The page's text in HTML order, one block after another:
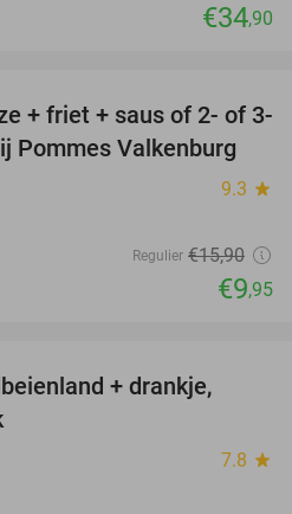
€34,90
37%
+ friet + saus of 2- of 3-
Pommes Valkenburg
9.3 star
Regulier €15,90
€9,95
+ drankje,
7.8 star